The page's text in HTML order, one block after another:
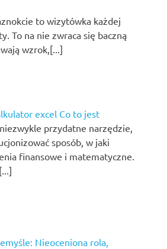
to wizytówka każdej
To na nie zwraca się baczną
wzrok,[...]
excel Co to jest
przydatne narzędzie,
sposób, w jaki
finansowe i matematyczne.
Nieoceniona rola,